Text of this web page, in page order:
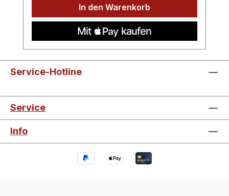
In den Warenkorb
Service-Hotline
Service
Info